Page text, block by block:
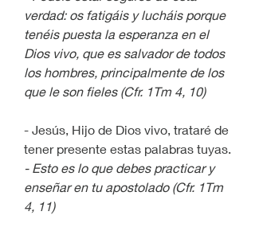
verdad: os fatigáis y lucháis porque
tenéis puesta la esperanza en el
Dios vivo, que es salvador de todos
los hombres, principalmente de los
que le son fieles (Cfr. 1Tm 4, 10)
- Jesús, Hijo de Dios vivo, trataré de
tener presente estas palabras tuyas.
- Esto es lo que debes practicar y
enseñar en tu apostolado (Cfr. 1Tm
4, 11)